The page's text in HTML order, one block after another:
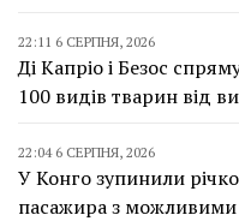
22:11 6 СЕРПНЯ, 2026
Ді Капріо і Безос
100 видів тварин від
22:04 6 СЕРПНЯ, 2026
У Конго зупинили
пасажира з